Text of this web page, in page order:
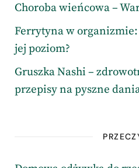
Choroba wieńcowa –
Ferrytyna w
jej poziom?
Gruszka Nashi –
przepisy na pyszne